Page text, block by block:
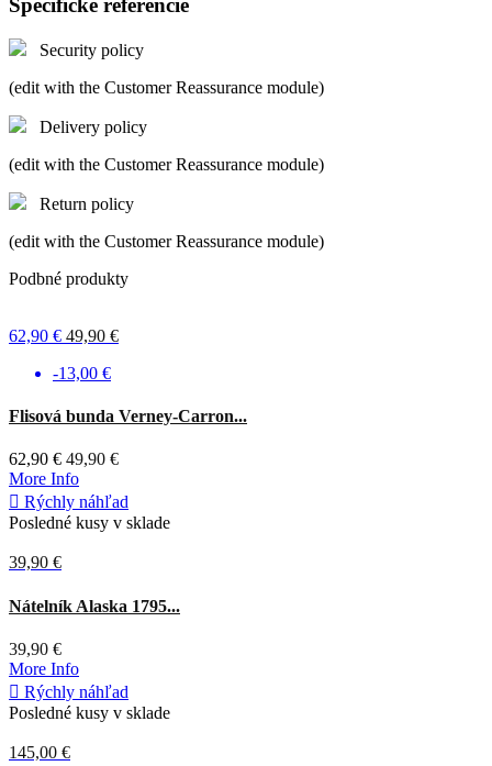
Špecifické referencie
Security policy
(edit with the Customer Reassurance module)
Delivery policy
(edit with the Customer Reassurance module)
Return policy
(edit with the Customer Reassurance module)
Podbné produkty